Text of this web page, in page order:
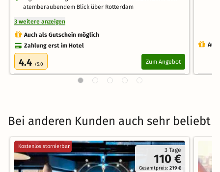
atemberaubendem Blick über Rotterdam
3 weitere anzeigen
Auch als Gutschein möglich
Zahlung erst im Hotel
4.4 /5.0 Zum Angebot
Bei anderen Kunden auch sehr beliebt
3 Tage
110 €
Gesamtpreis:219 €
Kostenlos stornierbar